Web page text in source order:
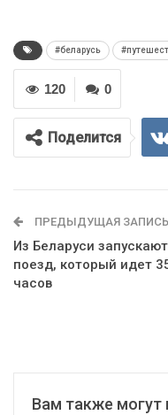
#беларусь
0
120
Поделится
ПРЕДЫДУЩАЯ ЗАПИСЬ
Из Беларуси запускают
поезд, который идет
часов
Вам также могут